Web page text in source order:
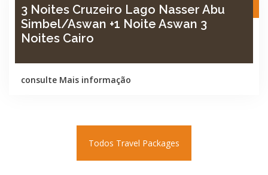
8 Dia / 7 Noite
3 Noites Cruzeiro Lago Nasser Abu
Simbel/Aswan +1 Noite Aswan 3
Noites Cairo
consulte Mais informação
Todos Travel Packages